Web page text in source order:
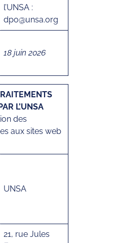
l’UNSA :
dpo@unsa.org
18 juin 2026
L’UNSA
des
aux sites web
UNSA
21, rue Jules